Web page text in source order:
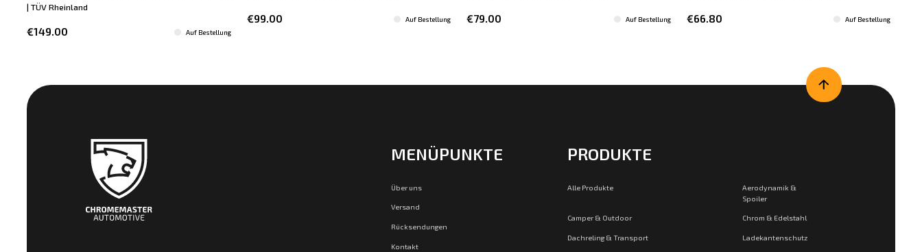
| TÜV Rheinland
€149.00 Auf Bestellung
€99.00 Auf Bestellung €79.00 Auf Bestellung €66.80 Auf Bestellung
MENÜPUNKTE
Über uns
Versand
Rücksendungen
Kontakt
PRODUKTE
Alle Produkte
Aerodynamik &
Spoiler
Camper & Outdoor Chrom & Edelstahl
Dachreling & Transport Ladekantenschutz